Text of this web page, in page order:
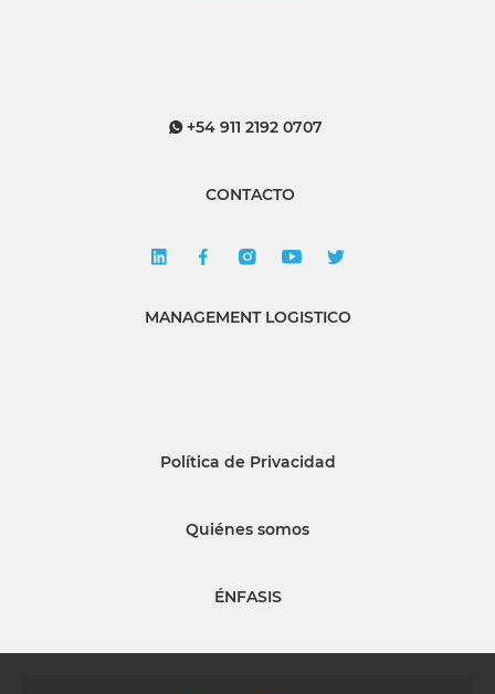
+54 911 2192 0707
CONTACTO
MANAGEMENT LOGISTICO
Política de Privacidad
Quiénes somos
ÉNFASIS